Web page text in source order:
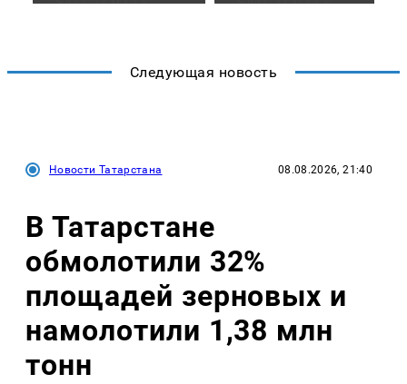
Следующая новость
Новости Татарстана 08.08.2026, 21:40
В Татарстане
обмолотили 32%
площадей зерновых и
намолотили 1,38 млн
тонн